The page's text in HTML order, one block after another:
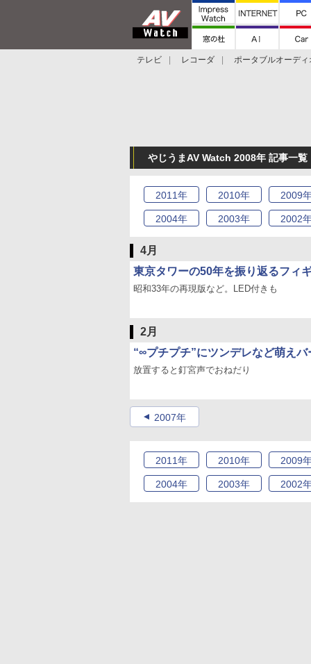
テレビ レコーダ
ポータブルオーディ
やじうまAV Watch 2008年 記事一覧
2011年 2010年 2009
2004年 2003年 2002
4月
東京タワーの50年を振り返るフィ
昭和33年の再現版など。LED付きも
2月
“∞プチプチ”にツンデレなど萌え
放置すると釘宮声でおねだり
2007年
2011年 2010年 2009
2004年 2003年 2002